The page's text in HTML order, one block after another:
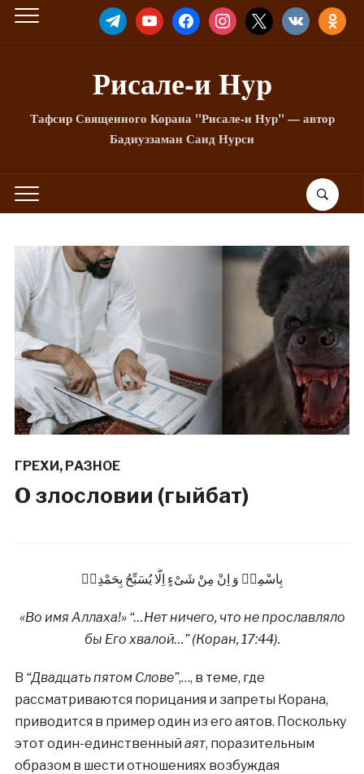
TELEGRAMYOUTUBEFACEBOOKINSTAGRAM
X VKONTAKTE
Рисале-и Hyp
Тафсир Священного Корана "Рисале-и Нур" — автор
Бадиуззаман Саид Нурси
ГРЕХИ, РАЗНОЕ
О злословии (гыйбат)
بِاسْمِهٖ وَ اِنْ مِنْ شَىْءٍ اِلَّا يُسَبِّحُ بِحَمْدِهٖ
«Во имя Аллаха!» “…Нет ничего, что не прославляло
бы Его хвалой…” (Коран, 17:44).
В “Двадцать пятом Слове”,…, в теме, где
рассматриваются порицания и запреты Корана,
приводится в пример один из его аятов. Поскольку
этот один-единственный аят, поразительным
образом в шести отношениях возбуждая